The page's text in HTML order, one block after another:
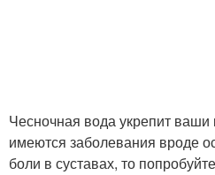
Чесночная вода укрепит ваши
имеются заболевания вроде
боли в суставах, то